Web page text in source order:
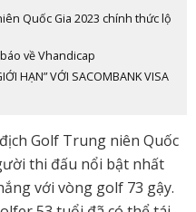
Quốc Gia 2023 chính thức lộ
về Vhandicap
HẠN” VỚI SACOMBANK VISA
Golf Trung niên Quốc
thi đấu nổi bật nhất
với vòng golf 73 gậy.